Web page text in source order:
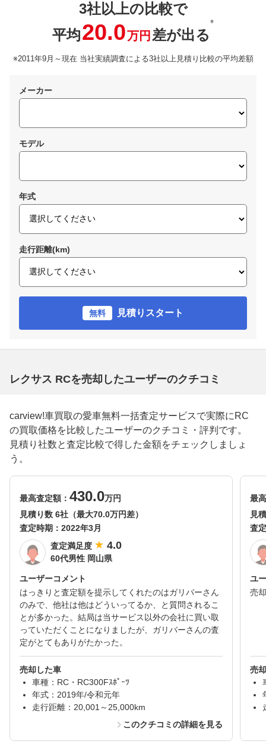
3社以上の比較で
平均20.0万円 差が出る
※
※2011年9月～現在 当社実績調査による3社以上見積り比較の平均差額
メーカー
モデル
年式
走行距離(km)
無料 見積りスタート
レクサス RCを売却したユーザーのクチコミ
carview!車買取の愛車無料一括査定サービスで実際にRC
の買取価格を比較したユーザーのクチコミ・評判です。
見積り社数と査定比較で得した金額をチェックしましょ
う。
最高査定額： 430.0万円
見積り数 6社（最大70.0万円差）
査定時期： 2022年3月
査定満足度
4.0
60代男性 岡山県
ユーザーコメント
はっきりと査定額を提示してくれたのはガリバーさん
のみで、他社は他はどういってるか、と質問されるこ
とが多かった。結局は当サービス以外の会社に買い取
っていただくことになりましたが、ガリバーさんの査
定がとてもありがたかった。
売却した車
車種：RC・RC300Fｽﾎﾟｰﾂ
年式：2019年/令和元年
走行距離：20,001～25,000km
このクチコミの詳細を見る
最
見
査
ユ
売
売